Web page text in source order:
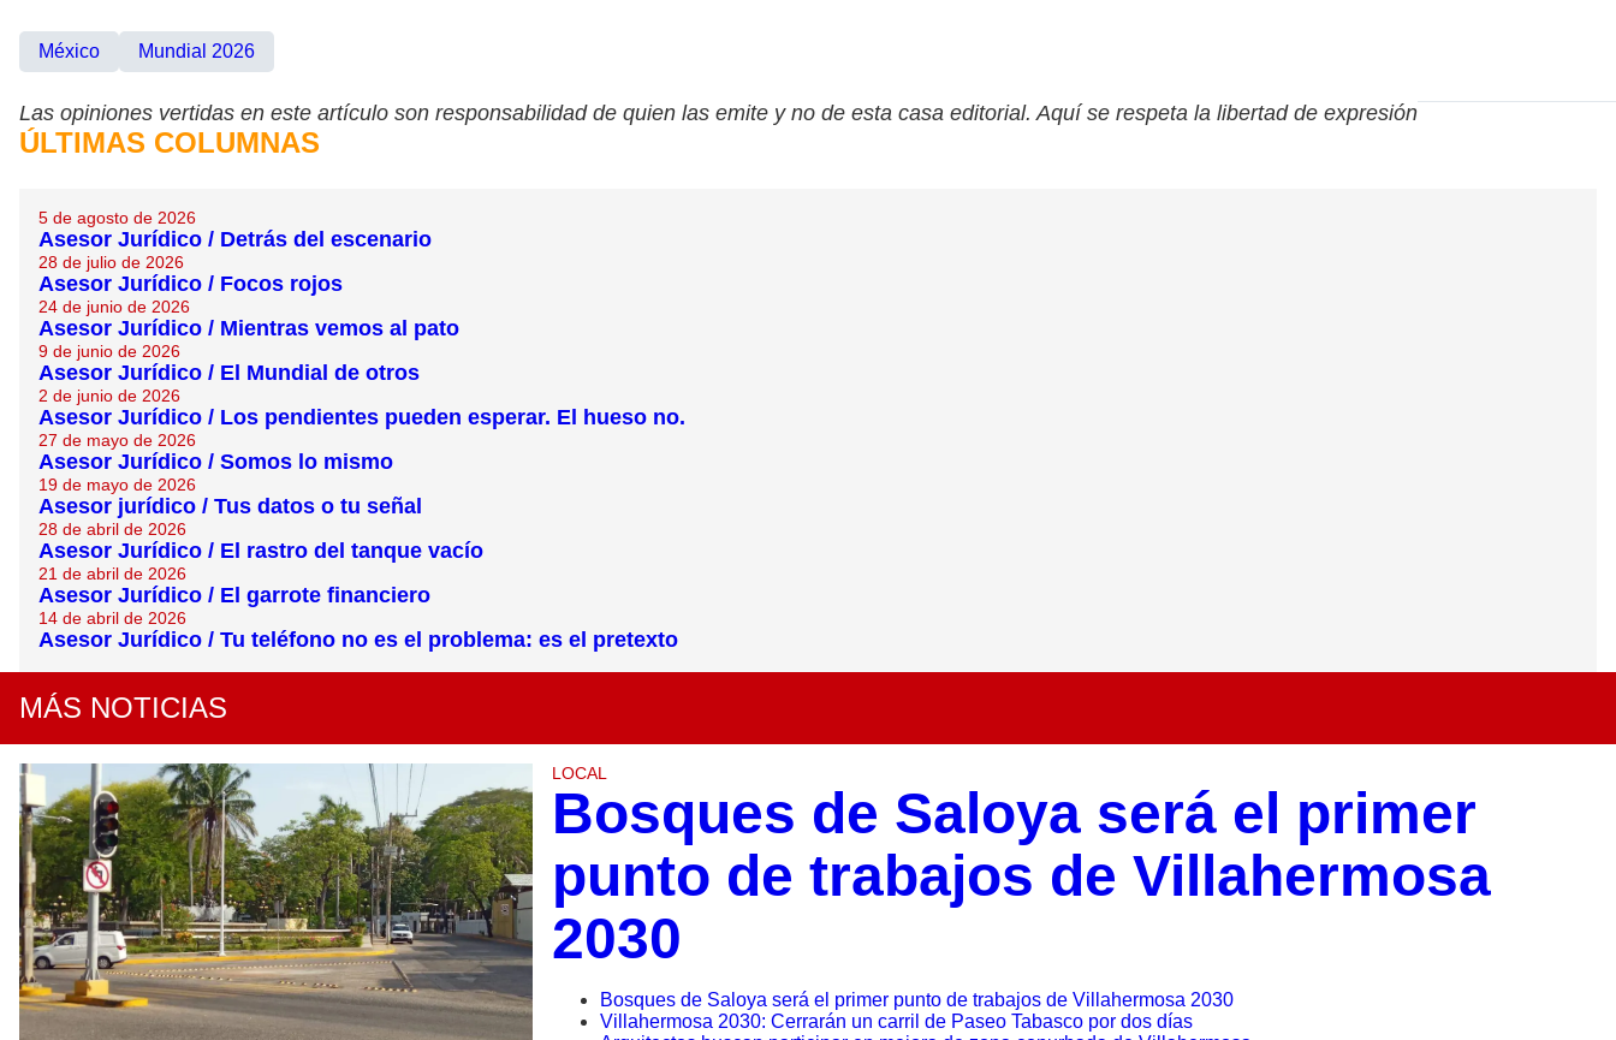
México Mundial 2026
Las opiniones vertidas en este artículo son responsabilidad de quien las emite y no de esta casa editorial. Aquí se respeta la libertad de expresión
ÚLTIMAS COLUMNAS
5 de agosto de 2026
Asesor Jurídico / Detrás del escenario
28 de julio de 2026
Asesor Jurídico / Focos rojos
24 de junio de 2026
Asesor Jurídico / Mientras vemos al pato
9 de junio de 2026
Asesor Jurídico / El Mundial de otros
2 de junio de 2026
Asesor Jurídico / Los pendientes pueden esperar. El hueso no.
27 de mayo de 2026
Asesor Jurídico / Somos lo mismo
19 de mayo de 2026
Asesor jurídico / Tus datos o tu señal
28 de abril de 2026
Asesor Jurídico / El rastro del tanque vacío
21 de abril de 2026
Asesor Jurídico / El garrote financiero
14 de abril de 2026
Asesor Jurídico / Tu teléfono no es el problema: es el pretexto
MÁS NOTICIAS
LOCAL
Bosques de Saloya será el primer
punto de trabajos de Villahermosa
2030
Bosques de Saloya será el primer punto de trabajos de Villahermosa 2030
Villahermosa 2030: Cerrarán un carril de Paseo Tabasco por dos días